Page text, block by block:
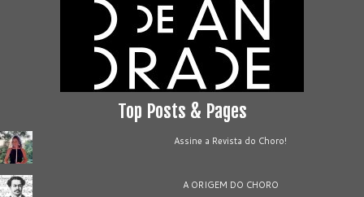
Top Posts & Pages
Assine a Revista do Choro!
A ORIGEM DO CHORO